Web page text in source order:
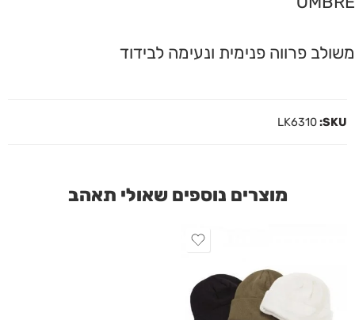
משולב פרווה פנימית ונעימה לבידוד
SKU:
LK6310
מוצרים נוספים שאולי תאהב